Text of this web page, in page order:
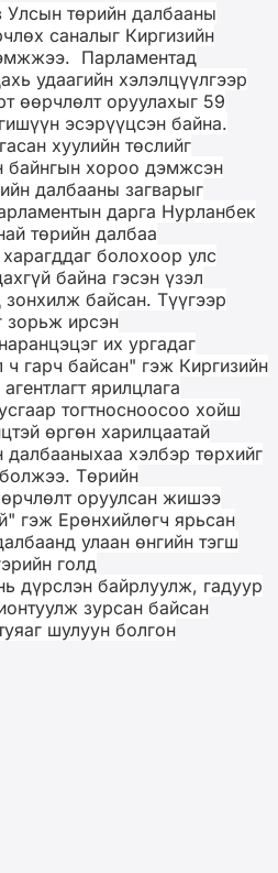
төрийн далбааны
саналыг Киргизийн
Парламентад
удаагийн хэлэлцүүлгээр
өөрчлөлт оруулахыг 59
эсэрүүцсэн байна.
хуулийн төслийг
байнгын хороо дэмжсэн
далбааны загварыг
дарга Нурланбек
төрийн далбаа
болохоор улс
байна гэсэн үзэл
байсан. Түүгээр
зорьж ирсэн
их ургадаг
гарч байсан" гэж Киргизийн
ярилцлага
тогтносноосоо хойш
өргөн харилцаатай
хэлбэр төрхийг
болжээ. Төрийн
оруулсан жишээ
гэж Ерөнхийлөгч ярьсан
улаан өнгийн тэгш
голд
дүрслэн байрлуулж, гадуур
зурсан байсан
шулуун болгон